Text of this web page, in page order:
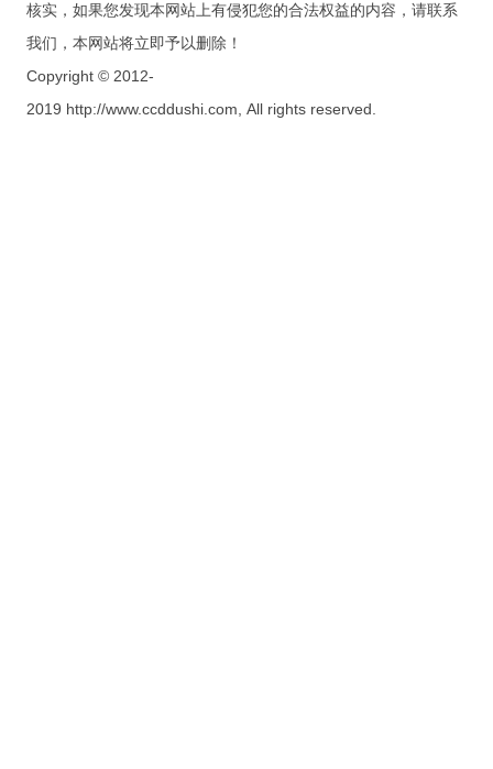
核实，如果您发现本网站上有侵犯您的合法权益的内容，请联系
我们，本网站将立即予以删除！
Copyright © 2012-
2019 http://www.ccddushi.com, All rights reserved.